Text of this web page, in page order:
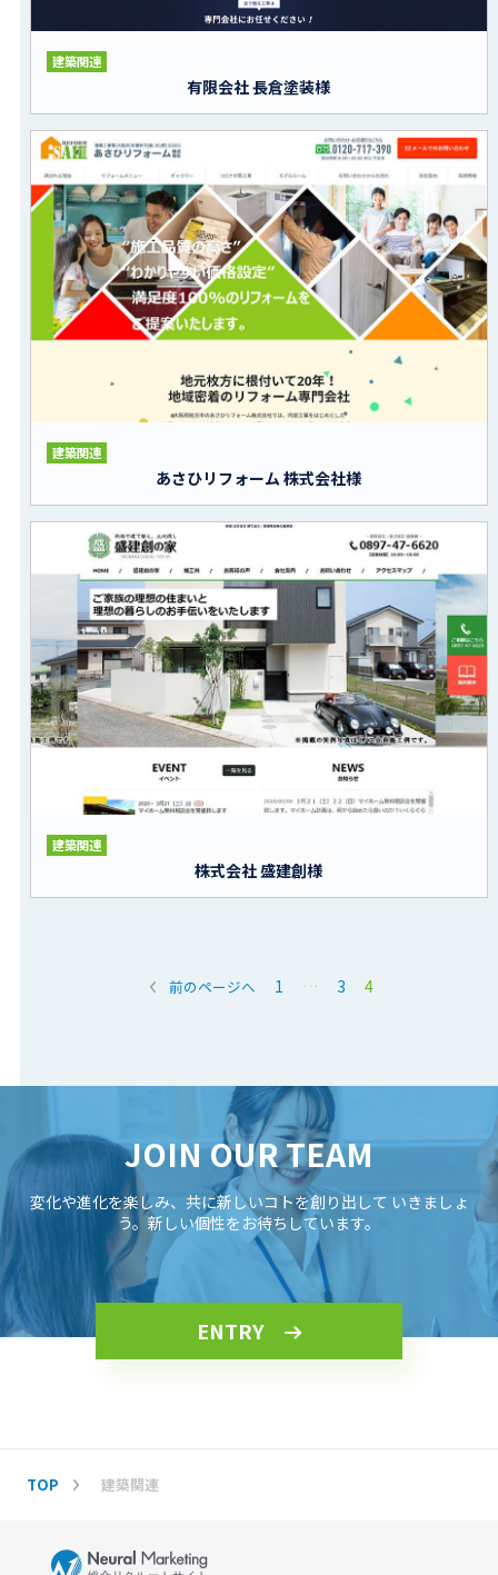
建築関連
有限会社 長倉塗装様
建築関連
あさひリフォーム 株式会社様
建築関連
株式会社 盛建創様
前のページへ 1 … 3 4
JOIN OUR TEAM
変化や進化を楽しみ、共に新しいコトを創り出して いきましょ
う。新しい個性をお待ちしています。
ENTRY
TOP 建築関連